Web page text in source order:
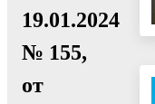
19.01.2024
№ 155,
от